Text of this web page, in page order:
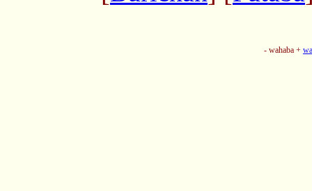
- wahaba +